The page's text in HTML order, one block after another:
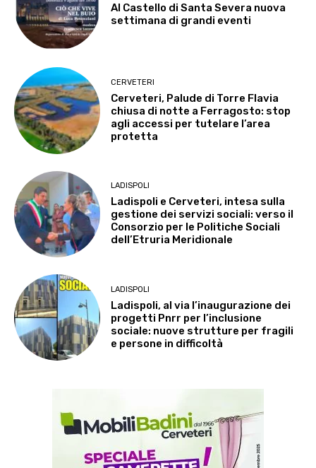
Al Castello di Santa Severa nuova
settimana di grandi eventi
CERVETERI
Cerveteri, Palude di Torre Flavia
chiusa di notte a Ferragosto: stop
agli accessi per tutelare l’area
protetta
LADISPOLI
Ladispoli e Cerveteri, intesa sulla
gestione dei servizi sociali: verso il
Consorzio per le Politiche Sociali
dell’Etruria Meridionale
LADISPOLI
Ladispoli, al via l’inaugurazione dei
progetti Pnrr per l’inclusione
sociale: nuove strutture per fragili
e persone in difficoltà